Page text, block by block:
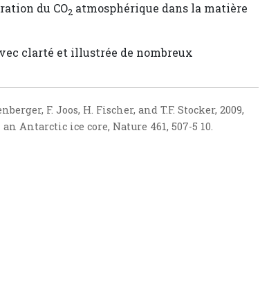
du CO2 atmosphérique dans la matière
clarté et illustrée de nombreux
F. Joos, H. Fischer, and T.F. Stocker, 2009,
Antarctic ice core, Nature 461, 507-5 10.